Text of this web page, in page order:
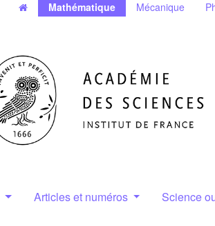
Mathématique Mécanique
Articles et numéros Science